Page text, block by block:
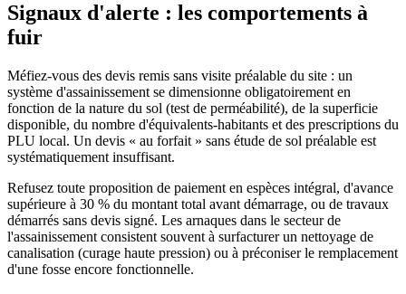
Signaux d'alerte : les comportements à
fuir
Méfiez-vous des devis remis sans visite préalable du site : un
système d'assainissement se dimensionne obligatoirement en
fonction de la nature du sol (test de perméabilité), de la superficie
disponible, du nombre d'équivalents-habitants et des prescriptions du
PLU local. Un devis « au forfait » sans étude de sol préalable est
systématiquement insuffisant.
Refusez toute proposition de paiement en espèces intégral, d'avance
supérieure à 30 % du montant total avant démarrage, ou de travaux
démarrés sans devis signé. Les arnaques dans le secteur de
l'assainissement consistent souvent à surfacturer un nettoyage de
canalisation (curage haute pression) ou à préconiser le remplacement
d'une fosse encore fonctionnelle.